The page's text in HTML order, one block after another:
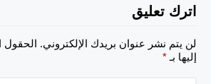
اترك تعليق
لن يتم نشر عنوان بريدك الإلكتروني. الحقول
إليها بـ *